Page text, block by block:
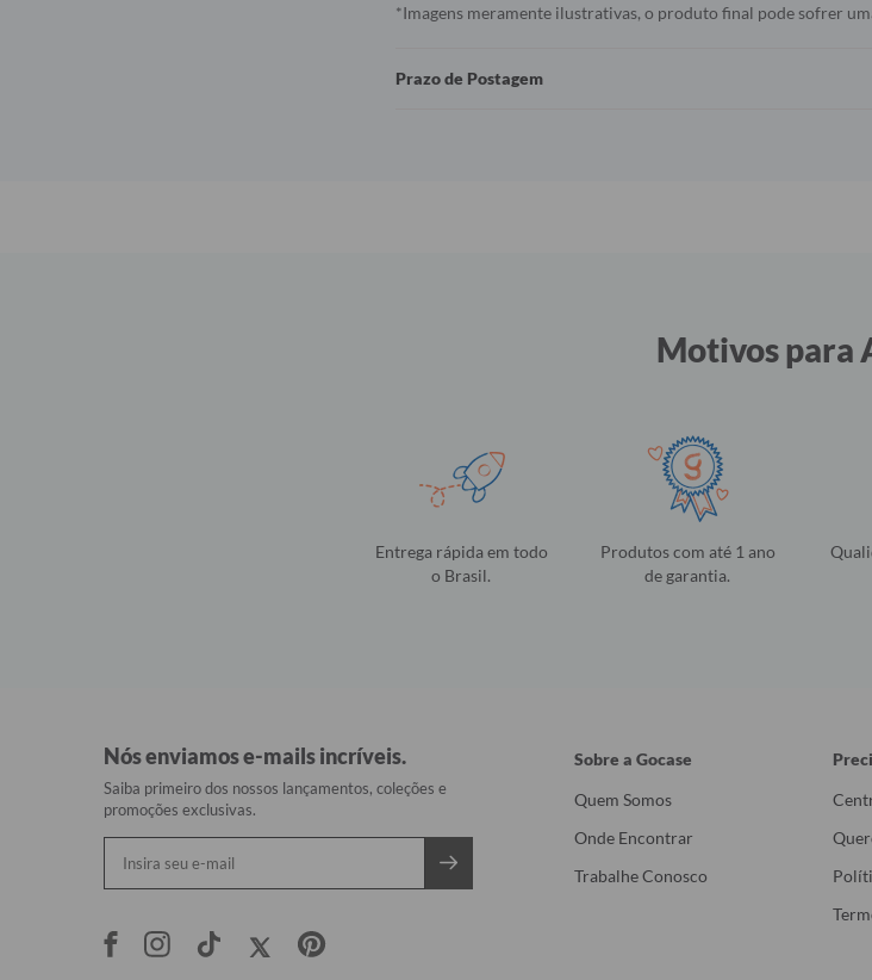
*Imagens meramente ilustrativas, o produto final pode sofrer
Prazo de Postagem
Motivos para
Entrega rápida em todo
o Brasil.
Produtos com até 1 ano
de garantia.
Nós enviamos e-mails incríveis.
Saiba primeiro dos nossos lançamentos, coleções e
promoções exclusivas.
Sobre a Gocase
Quem Somos
Onde Encontrar
Trabalhe Conosco